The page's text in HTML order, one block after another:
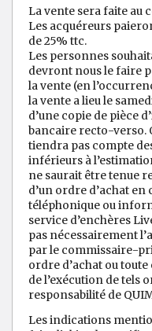
La vente sera faite au
Les acquéreurs
de 25% ttc.
Les personnes
devront nous le faire
la vente (en
la vente a lieu le
d’une copie de pièce
bancaire recto-verso.
tiendra pas compte
inférieurs à
ne saurait être tenue
d’un ordre d’achat
téléphonique ou
service d’enchères
pas nécessairement
par le commissaire-
ordre d’achat ou
de l’exécution de tels
responsabilité de
Les indications